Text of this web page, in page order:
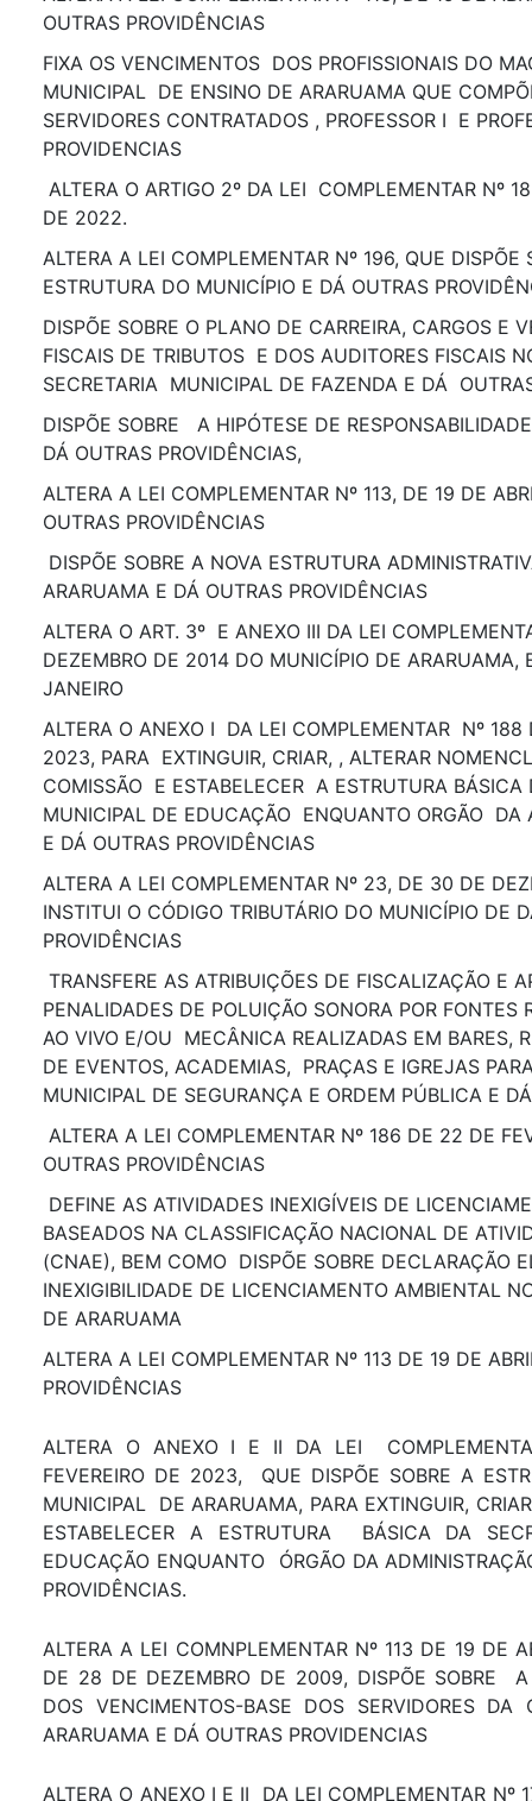
OUTRAS PROVIDÊNCIAS
FIXA OS VENCIMENTOS DOS PROFISSIONAIS DO
MUNICIPAL DE ENSINO DE ARARUAMA QUE
SERVIDORES CONTRATADOS , PROFESSOR I E
PROVIDENCIAS
ALTERA O ARTIGO 2º DA LEI COMPLEMENTAR Nº
DE 2022.
ALTERA A LEI COMPLEMENTAR Nº 196, QUE DISPÕE
ESTRUTURA DO MUNICÍPIO E DÁ OUTRAS
DISPÕE SOBRE O PLANO DE CARREIRA, CARGOS E
FISCAIS DE TRIBUTOS E DOS AUDITORES FISCAIS
SECRETARIA MUNICIPAL DE FAZENDA E DÁ
DISPÕE SOBRE A HIPÓTESE DE
DÁ OUTRAS PROVIDÊNCIAS,
ALTERA A LEI COMPLEMENTAR Nº 113, DE 19 DE
OUTRAS PROVIDÊNCIAS
DISPÕE SOBRE A NOVA ESTRUTURA
ARARUAMA E DÁ OUTRAS PROVIDÊNCIAS
ALTERA O ART. 3º E ANEXO III DA LEI
DEZEMBRO DE 2014 DO MUNICÍPIO DE ARARUAMA,
JANEIRO
ALTERA O ANEXO I DA LEI COMPLEMENTAR Nº
2023, PARA EXTINGUIR, CRIAR, , ALTERAR
COMISSÃO E ESTABELECER A ESTRUTURA BÁSICA
MUNICIPAL DE EDUCAÇÃO ENQUANTO ORGÃO DA
E DÁ OUTRAS PROVIDÊNCIAS
ALTERA A LEI COMPLEMENTAR Nº 23, DE 30 DE
INSTITUI O CÓDIGO TRIBUTÁRIO DO MUNICÍPIO DE
PROVIDÊNCIAS
TRANSFERE AS ATRIBUIÇÕES DE FISCALIZAÇÃO E
PENALIDADES DE POLUIÇÃO SONORA POR FONTES
AO VIVO E/OU MECÂNICA REALIZADAS EM BARES,
DE EVENTOS, ACADEMIAS, PRAÇAS E IGREJAS
MUNICIPAL DE SEGURANÇA E ORDEM PÚBLICA E
ALTERA A LEI COMPLEMENTAR Nº 186 DE 22 DE
OUTRAS PROVIDÊNCIAS
DEFINE AS ATIVIDADES INEXIGÍVEIS DE
BASEADOS NA CLASSIFICAÇÃO NACIONAL DE
(CNAE), BEM COMO DISPÕE SOBRE DECLARAÇÃO
INEXIGIBILIDADE DE LICENCIAMENTO AMBIENTAL
DE ARARUAMA
ALTERA A LEI COMPLEMENTAR Nº 113 DE 19 DE
PROVIDÊNCIAS
ALTERA O ANEXO I E II DA LEI
FEVEREIRO DE 2023, QUE DISPÕE SOBRE A
MUNICIPAL DE ARARUAMA, PARA EXTINGUIR,
ESTABELECER A ESTRUTURA BÁSICA DA
EDUCAÇÃO ENQUANTO ÓRGÃO DA
PROVIDÊNCIAS.
ALTERA A LEI COMNPLEMENTAR Nº 113 DE 19 DE
DE 28 DE DEZEMBRO DE 2009, DISPÕE SOBRE A
DOS VENCIMENTOS-BASE DOS SERVIDORES DA
ARARUAMA E DÁ OUTRAS PROVIDENCIAS
ALTERA O ANEXO I E II DA LEI COMPLEMENTAR Nº